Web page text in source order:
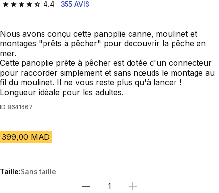
4.4
4.4 out of 5 stars from 355 reviews
355 AVIS
Nous avons conçu cette panoplie canne, moulinet et
montages "prêts à pêcher" pour découvrir la pêche en
mer.
Cette panoplie prête à pêcher est dotée d'un connecteur
pour raccorder simplement et sans nœuds le montage au
fil du moulinet. Il ne vous reste plus qu'à lancer !
Longueur idéale pour les adultes.
ID 8641667
399,00 MAD
Taille:Sans taille
Sélectionnez la quantité